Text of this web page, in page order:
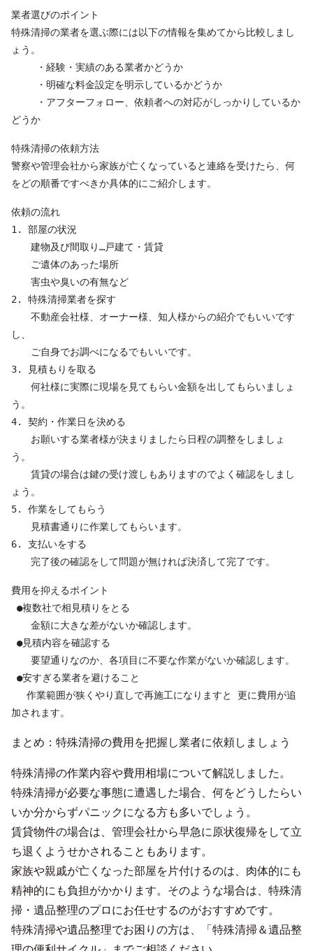
業者選びのポイント
特殊清掃の業者を選ぶ際には以下の情報を集めてから比較しまし
ょう。
どうか
特殊清掃の依頼方法
警察や管理会社から家族が亡くなっていると連絡を受けたら、何
をどの順番ですべきか具体的にご紹介します。
依頼の流れ
1. 部屋の状況
建物及び間取り…戸建て・賃貸
ご遺体のあった場所
害虫や臭いの有無など
2. 特殊清掃業者を探す
不動産会社様、オーナー様、知人様からの紹介でもいいです
し、
ご自身でお調べになるでもいいです。
3. 見積もりを取る
何社様に実際に現場を見てもらい金額を出してもらいましょ
う。
4. 契約・作業日を決める
お願いする業者様が決まりましたら日程の調整をしましょ
う。
賃貸の場合は鍵の受け渡しもありますのでよく確認をしまし
ょう。
5. 作業をしてもらう
見積書通りに作業してもらいます。
6. 支払いをする
完了後の確認をして問題が無ければ決済して完了です。
費用を抑えるポイント
金額に大きな差がないか確認します。
要望通りなのか、各項目に不要な作業がないか確認します。
加されます。
まとめ：特殊清掃の費用を把握し業者に依頼しましょう
特殊清掃の作業内容や費用相場について解説しました。
特殊清掃が必要な事態に遭遇した場合、何をどうしたらい
いか分からずパニックになる方も多いでしょう。
賃貸物件の場合は、管理会社から早急に原状復帰をして立
ち退くようせかされることもあります。
家族や親戚が亡くなった部屋を片付けるのは、肉体的にも
精神的にも負担がかかります。そのような場合は、特殊清
掃・遺品整理のプロにお任せするのがおすすめです。
特殊清掃や遺品整理でお困りの方は、「特殊清掃＆遺品整